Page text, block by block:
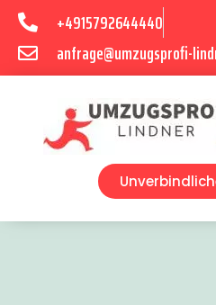
+4915792644440
anfrage@umzugsprofi-